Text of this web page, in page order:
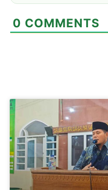
0 COMMENTS